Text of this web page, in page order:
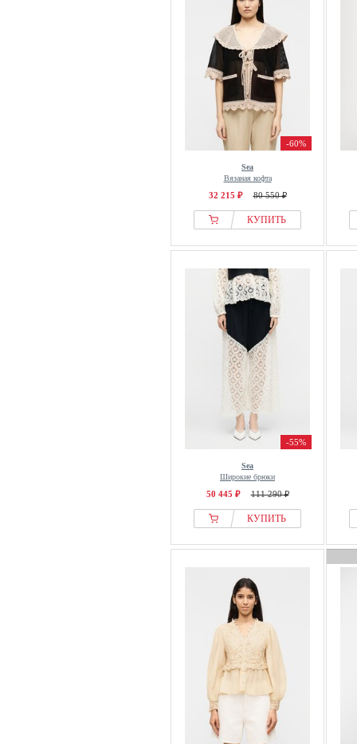
-60%
Sea
Вязаная кофта
32 215 ₽ 80 550 ₽
КУПИТЬ
-55%
Sea
Широкие брюки
50 445 ₽ 111 290 ₽
КУПИТЬ